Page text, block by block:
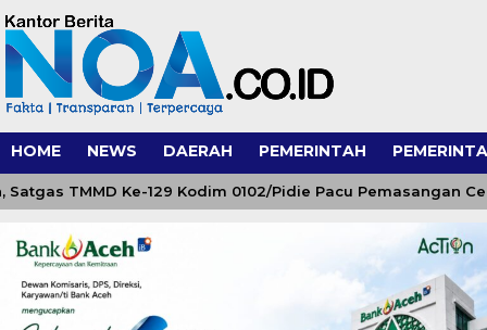
HOME NEWS DAERAH PEMERINTAH
TMMD Ke-129 Kodim 0102/Pidie Pacu Pemasangan